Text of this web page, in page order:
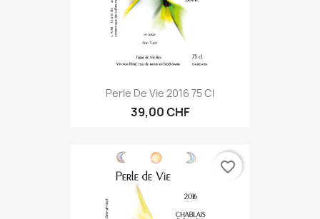
Perle De Vie 2016 75 Cl
39,00 CHF
favorite_border